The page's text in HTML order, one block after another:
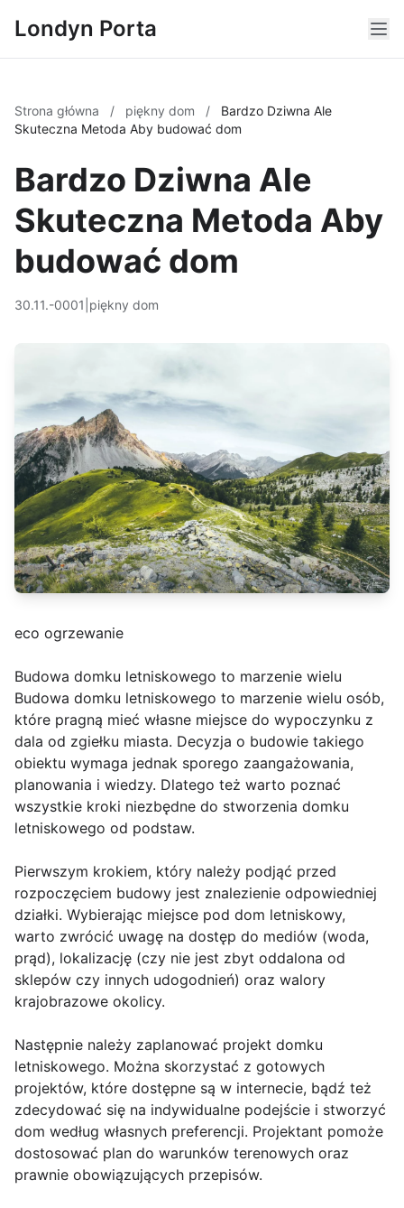
Londyn Porta
Strona główna / piękny dom /
Bardzo Dziwna Ale
Skuteczna Metoda Aby budować dom
Bardzo Dziwna Ale
Skuteczna Metoda Aby
budować dom
30.11.-0001 piękny dom
eco ogrzewanie
Budowa domku letniskowego to marzenie wielu
Budowa domku letniskowego to marzenie wielu osób,
które pragną mieć własne miejsce do wypoczynku z
dala od zgiełku miasta. Decyzja o budowie takiego
obiektu wymaga jednak sporego zaangażowania,
planowania i wiedzy. Dlatego też warto poznać
wszystkie kroki niezbędne do stworzenia domku
letniskowego od podstaw.
Pierwszym krokiem, który należy podjąć przed
rozpoczęciem budowy jest znalezienie odpowiedniej
działki. Wybierając miejsce pod dom letniskowy,
warto zwrócić uwagę na dostęp do mediów (woda,
prąd), lokalizację (czy nie jest zbyt oddalona od
sklepów czy innych udogodnień) oraz walory
krajobrazowe okolicy.
Następnie należy zaplanować projekt domku
letniskowego. Można skorzystać z gotowych
projektów, które dostępne są w internecie, bądź też
zdecydować się na indywidualne podejście i stworzyć
dom według własnych preferencji. Projektant pomoże
dostosować plan do warunków terenowych oraz
prawnie obowiązujących przepisów.